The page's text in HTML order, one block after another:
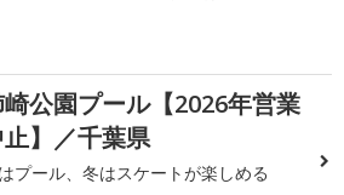
公園プール【2026年営業
止】／千葉県
プール、冬はスケートが楽しめる